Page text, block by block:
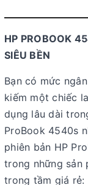
HP PROBOOK
SIÊU BỀN
Bạn có mức
kiếm một chiếc
dụng lâu dài
ProBook 4540s
phiên bản HP
trong những sản
trong tầm giá rẻ: